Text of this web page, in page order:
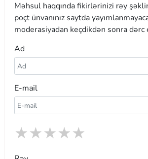
Məhsul haqqında fikirlərinizi rəy
poçt ünvanınız saytda
moderasiyadan keçdikdən sonra dərc
Ad
E-mail
★
★
★
★
★